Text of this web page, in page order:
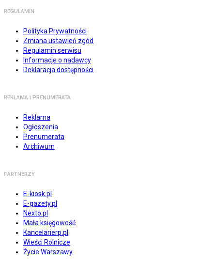
REGULAMIN
Polityka Prywatności
Zmiana ustawień zgód
Regulamin serwisu
Informacje o nadawcy
Deklaracja dostępności
REKLAMA I PRENUMERATA
Reklama
Ogłoszenia
Prenumerata
Archiwum
PARTNERZY
E-kiosk.pl
E-gazety.pl
Nexto.pl
Mała księgowość
Kancelarierp.pl
Wieści Rolnicze
Życie Warszawy